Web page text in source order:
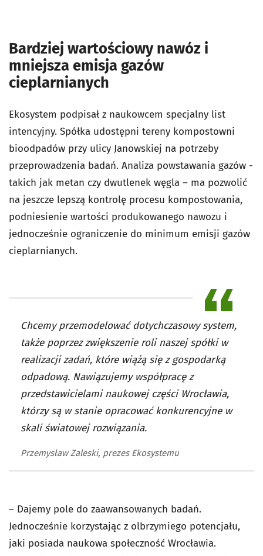
Bardziej wartościowy nawóz i
mniejsza emisja gazów
cieplarnianych
Ekosystem podpisał z naukowcem specjalny list
intencyjny. Spółka udostępni tereny kompostowni
bioodpadów przy ulicy Janowskiej na potrzeby
przeprowadzenia badań. Analiza powstawania gazów -
takich jak metan czy dwutlenek węgla – ma pozwolić
na jeszcze lepszą kontrolę procesu kompostowania,
podniesienie wartości produkowanego nawozu i
jednocześnie ograniczenie do minimum emisji gazów
cieplarnianych.
Chcemy przemodelować dotychczasowy system,
także poprzez zwiększenie roli naszej spółki w
realizacji zadań, które wiążą się z gospodarką
odpadową. Nawiązujemy współpracę z
przedstawicielami naukowej części Wrocławia,
którzy są w stanie opracować konkurencyjne w
skali światowej rozwiązania.
Przemysław Zaleski, prezes Ekosystemu
– Dajemy pole do zaawansowanych badań.
Jednocześnie korzystając z olbrzymiego potencjału,
jaki posiada naukowa społeczność Wrocławia.